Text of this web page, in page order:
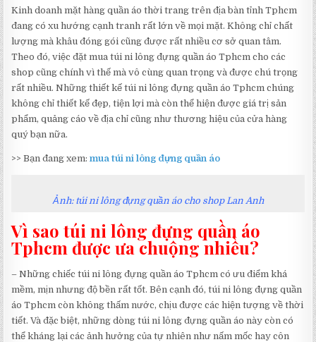
Kinh doanh mặt hàng quần áo thời trang trên địa bàn tỉnh Tphcm
đang có xu hướng cạnh tranh rất lớn về mọi mặt. Không chỉ chất
lượng mà khâu đóng gói cũng được rất nhiều cơ sở quan tâm.
Theo đó, việc đặt mua túi ni lông đựng quần áo Tphcm cho các
shop cũng chính vì thế mà vô cùng quan trọng và được chú trọng
rất nhiều. Những thiết kế túi ni lông đựng quần áo Tphcm chúng
không chỉ thiết kế đẹp, tiện lợi mà còn thể hiện được giá trị sản
phẩm, quảng cáo về địa chỉ cũng như thương hiệu của cửa hàng
quý bạn nữa.
>> Bạn đang xem:mua túi ni lông đựng quần áo
Ảnh: túi ni lông đựng quần áo cho shop Lan Anh
Vì sao túi ni lông đựng quần áo
Tphcm được ưa chuộng nhiều?
– Những chiếc túi ni lông đựng quần áo Tphcm có ưu điểm khá
mềm, mịn nhưng độ bền rất tốt. Bên cạnh đó, túi ni lông đựng quần
áo Tphcm còn không thấm nước, chịu được các hiện tượng về thời
tiết. Và đặc biệt, những dòng túi ni lông đựng quần áo này còn có
thể kháng lại các ảnh hưởng của tự nhiên như nấm mốc hay côn